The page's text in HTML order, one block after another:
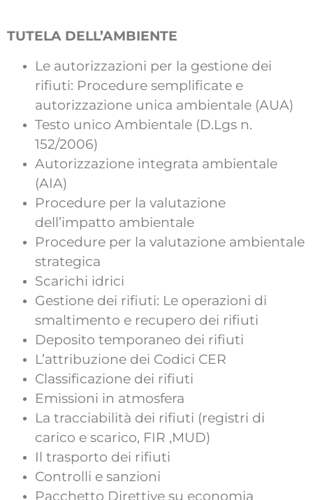
TUTELA DELL’AMBIENTE
Le autorizzazioni per la gestione dei
rifiuti: Procedure semplificate e
autorizzazione unica ambientale (AUA)
Testo unico Ambientale (D.Lgs n.
152/2006)
Autorizzazione integrata ambientale
(AIA)
Procedure per la valutazione
dell’impatto ambientale
Procedure per la valutazione ambientale
strategica
Scarichi idrici
Gestione dei rifiuti: Le operazioni di
smaltimento e recupero dei rifiuti
Deposito temporaneo dei rifiuti
L’attribuzione dei Codici CER
Classificazione dei rifiuti
Emissioni in atmosfera
La tracciabilità dei rifiuti (registri di
carico e scarico, FIR ,MUD)
Il trasporto dei rifiuti
Controlli e sanzioni
Pacchetto Direttive su economia